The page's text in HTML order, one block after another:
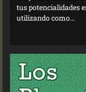
tus potencialidades
utilizando como...